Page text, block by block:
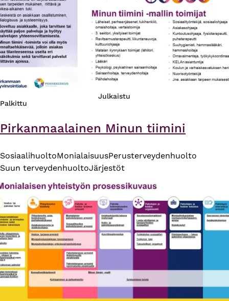
Julkaistu
Palkittu
Pirkanmaalainen Minun tiimini
SosiaalihuoltoMonialaisuusPerusterveydenhuolto
Suun terveydenhuoltoJärjestöt